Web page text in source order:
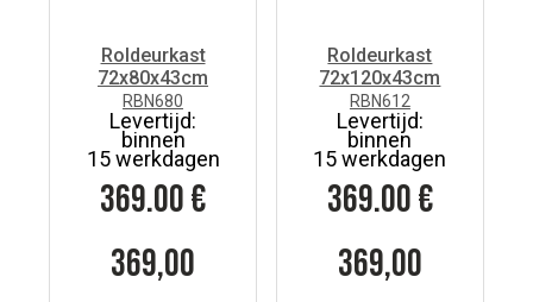
Roldeurkast
72x80x43cm
RBN680
Levertijd:
binnen
15 werkdagen
369.00€
369,00
Roldeurkast
72x120x43cm
RBN612
Levertijd:
binnen
15 werkdagen
369.00€
369,00